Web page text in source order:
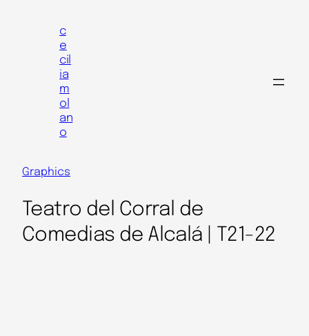
c
e
cil
ia
m
ol
an
o
Graphics
Teatro del Corral de
Comedias de Alcalá | T21-22